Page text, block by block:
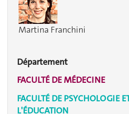
Martina Franchini
Département
FACULTÉ DE MÉDECINE
FACULTÉ DE PSYCHOLOGIE
L'ÉDUCATION